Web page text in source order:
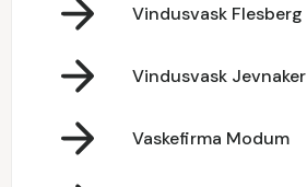
Vindusvask Flesberg
Vindusvask Jevnaker
Vaskefirma Modum